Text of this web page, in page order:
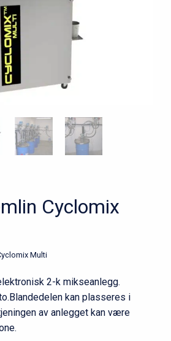
Cyclomix
Multi
2-k mikseanlegg.
kan plasseres i
av anlegget kan være